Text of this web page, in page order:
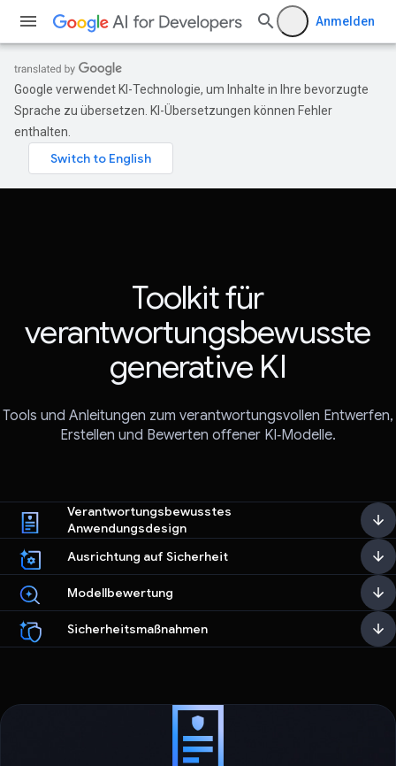
Anmelden
Google verwendet KI-Technologie, um Inhalte in Ihre bevorzugte
Sprache zu übersetzen. KI-Übersetzungen können Fehler
enthalten.
Toolkit für
verantwortungsbewusste
generative KI
Tools und Anleitungen zum verantwortungsvollen Entwerfen,
Erstellen und Bewerten offener KI‑Modelle.
Verantwortungsbewusstes
Anwendungsdesign
Ausrichtung auf Sicherheit
Modellbewertung
Sicherheitsmaßnahmen